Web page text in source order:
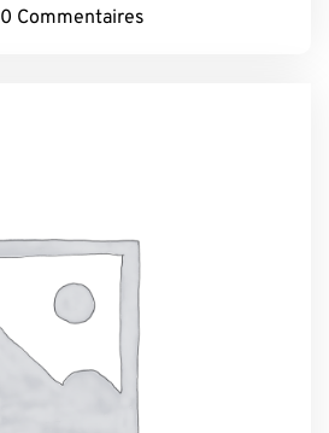
0 Commentaires